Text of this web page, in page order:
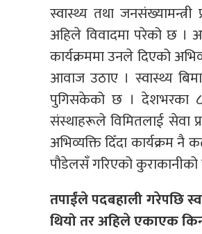
स्वास्थ्य तथा
अहिले विवादमा परेको छ ।
कार्यक्रममा उनले दिएको
आवाज उठाए । स्वास्थ्य
पुगिसकेको छ । देशभरका
संस्थाहरूले विमितलाई सेवा
अभिव्यक्ति दिँदा कार्यक्रम
पौडेलसँ गरिएको
तपाईंले पदबहाली गरेपछि
थियो तर अहिले एकाएक